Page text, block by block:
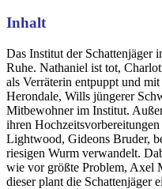
Inhalt
Das Institut der Schattenjäger
Ruhe. Nathaniel ist tot,
als Verräterin entpuppt und
Herondale, Wills jüngerer
Mitbewohner im Institut.
ihren
Lightwood, Gideons Bruder,
riesigen Wurm verwandelt.
wie vor größte Problem, Axel
dieser plant die Schattenjäger